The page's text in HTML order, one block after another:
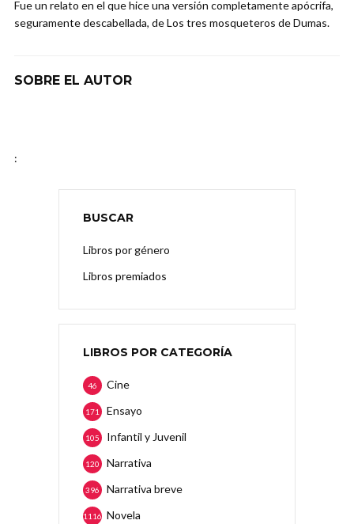
Fue un relato en el que hice una versión completamente apócrifa,
seguramente descabellada, de Los tres mosqueteros de Dumas.
SOBRE EL AUTOR
:
BUSCAR
Libros por género
Libros premiados
LIBROS POR CATEGORÍA
Cine
46
Ensayo
171
Infantil y Juvenil
105
Narrativa
120
Narrativa breve
396
Novela
1116